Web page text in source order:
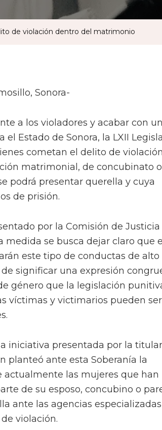
de violación dentro del matrimonio
Sonora-
a los violadores y acabar con un
el Estado de Sonora, la LXII
cometan el delito de
matrimonial, de concubinato
podrá presentar querella y cuya
de prisión.
por la Comisión de Justicia
medida se busca dejar claro que
este tipo de conductas de alto
significar una expresión
género que la legislación
víctimas y victimarios pueden ser
iniciativa presentada por la titular
planteó ante esta Soberanía la
las mujeres que han
de su esposo, concubino o
ante las agencias
violación.